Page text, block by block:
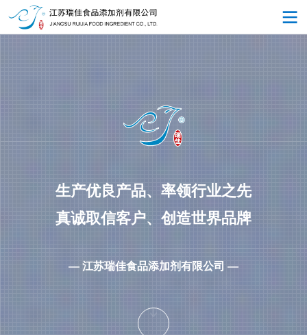
生产优良产品、率领行业之先
真诚取信客户、创造世界品牌
— 江苏瑞佳食品添加剂有限公司 —